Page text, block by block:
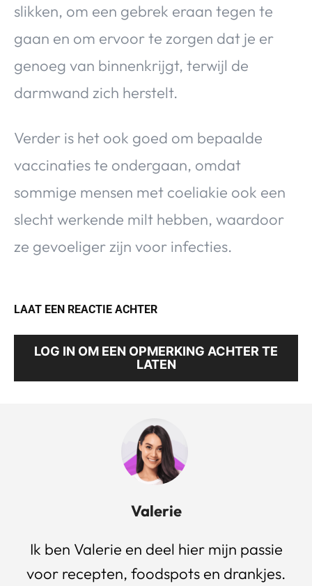
slikken, om een gebrek eraan tegen te
gaan en om ervoor te zorgen dat je er
genoeg van binnenkrijgt, terwijl de
darmwand zich herstelt.
Verder is het ook goed om bepaalde
vaccinaties te ondergaan, omdat
sommige mensen met coeliakie ook een
slecht werkende milt hebben, waardoor
ze gevoeliger zijn voor infecties.
LAAT EEN REACTIE ACHTER
LOG IN OM EEN OPMERKING ACHTER TE
LATEN
Valerie
Ik ben Valerie en deel hier mijn passie
voor recepten, foodspots en drankjes.